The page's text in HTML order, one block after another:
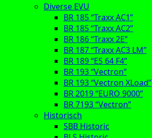
Diverse EVU
BR 185 “Traxx AC1”
BR 185 “Traxx AC2”
BR 186 “Traxx 2E”
BR 187 “Traxx AC3 LM”
BR 189 “ES 64 F4”
BR 193 “Vectron”
BR 193 “Vectron XLoad”
BR 2019 “EURO 9000”
BR 7193 “Vectron”
Historisch
SBB Historic